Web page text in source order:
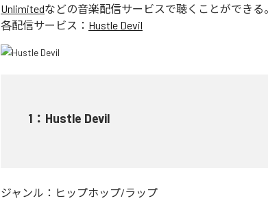
Unlimitedなどの音楽配信サービスで聴くことができる。
各配信サービス： Hustle Devil
1 ： Hustle Devil
ジャンル： ヒップホップ/ラップ